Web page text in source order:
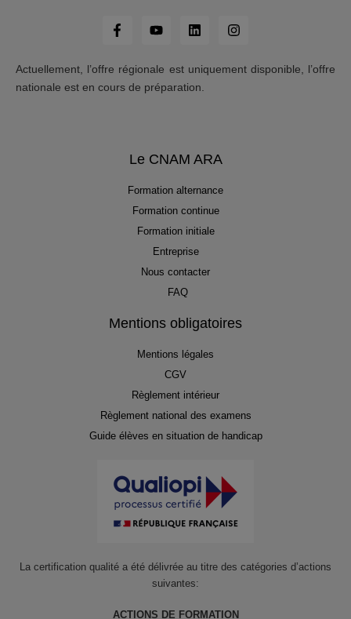
Actuellement, l’offre régionale est uniquement disponible, l’offre
nationale est en cours de préparation.
Le CNAM ARA
Formation alternance
Formation continue
Formation initiale
Entreprise
Nous contacter
FAQ
Mentions obligatoires
Mentions légales
CGV
Règlement intérieur
Règlement national des examens
Guide élèves en situation de handicap
La certification qualité a été délivrée au titre des catégories d’actions
suivantes:
ACTIONS DE FORMATION